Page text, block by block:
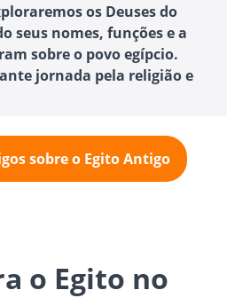
os Deuses do
seus nomes, funções e a
sobre o povo egípcio.
jornada pela religião e
sobre o Egito Antigo
o Egito no